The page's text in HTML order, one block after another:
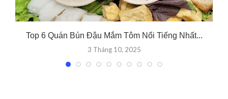
Top 6 Quán Bún Đậu Mắm Tôm Nổi Tiếng Nhất...
3 Tháng 10, 2025